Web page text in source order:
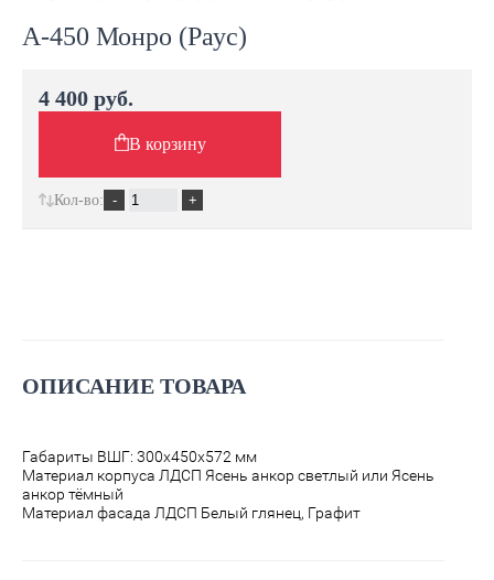
А-450 Монро (Раус)
ОПИСАНИЕ ТОВАРА
Габариты ВШГ: 300х450х572 мм
Материал корпуса ЛДСП Ясень анкор светлый или Ясень
анкор тёмный
Материал фасада ЛДСП Белый глянец, Графит
4 400 руб.
В корзину
Кол-во: